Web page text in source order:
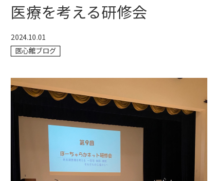
医療を考える研修会
2024.10.01
医心館ブログ